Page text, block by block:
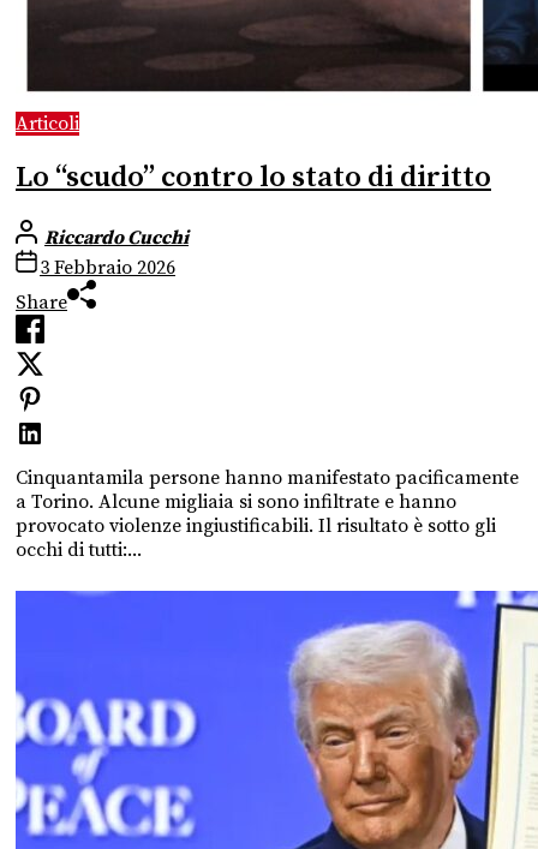
Articoli
Lo “scudo” contro lo stato di diritto
Riccardo Cucchi
3 Febbraio 2026
Share
Cinquantamila persone hanno manifestato pacificamente
a Torino. Alcune migliaia si sono infiltrate e hanno
provocato violenze ingiustificabili. Il risultato è sotto gli
occhi di tutti:...